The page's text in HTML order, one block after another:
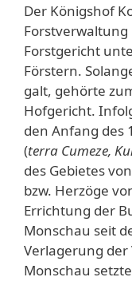
Der Königshof
Forstverwaltung
Forstgericht
Förstern.
galt, gehörte
Hofgericht.
den Anfang des
(terra Cumeze,
des Gebietes
bzw. Herzöge
Errichtung der
Monschau seit
Verlagerung
Monschau